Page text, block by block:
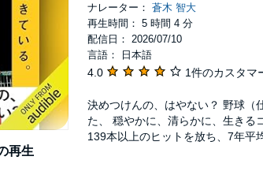
再生
ナレーター： 蒼木 智大
再生時間： 5 時間 4 分
配信日： 2026/07/10
言語： 日本語
4.0 1件のカスタマ
決めつけんの、はやない？ 野球（
た、 穏やかに、清らかに、生きる
139本以上のヒットを放ち、7年平